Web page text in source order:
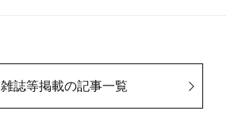
雑誌等掲載の記事一覧